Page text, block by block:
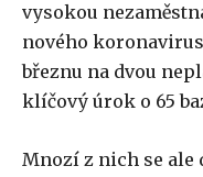
vysokou
nového
březnu na dvou
klíčový úrok o 65
Mnozí z nich se ale